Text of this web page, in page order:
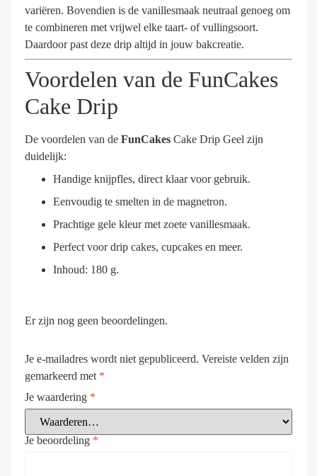
variëren. Bovendien is de vanillesmaak neutraal genoeg om
te combineren met vrijwel elke taart- of vullingsoort.
Daardoor past deze drip altijd in jouw bakcreatie.
Voordelen van de FunCakes
Cake Drip
De voordelen van de FunCakes Cake Drip Geel zijn
duidelijk:
Handige knijpfles, direct klaar voor gebruik.
Eenvoudig te smelten in de magnetron.
Prachtige gele kleur met zoete vanillesmaak.
Perfect voor drip cakes, cupcakes en meer.
Inhoud: 180 g.
Er zijn nog geen beoordelingen.
Je e-mailadres wordt niet gepubliceerd. Vereiste velden zijn
gemarkeerd met *
Je waardering *
Je beoordeling *